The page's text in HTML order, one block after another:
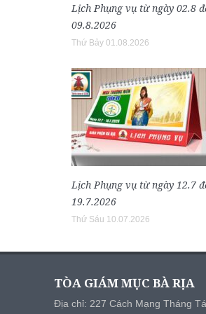
Lịch Phụng vụ từ ngày 02.8
09.8.2026
Thứ Bảy 01.08.2026
Lịch Phụng vụ từ ngày 12.7
19.7.2026
Thứ Sáu 10.07.2026
TÒA GIÁM MỤC BÀ RỊA
Địa chỉ: 227 Cách Mạng Tháng